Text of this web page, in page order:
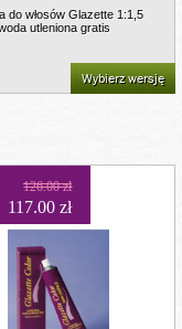
do włosów Glazette 1:1,5
utleniona gratis
Wybierz wersję
126.00 zł
117.00 zł